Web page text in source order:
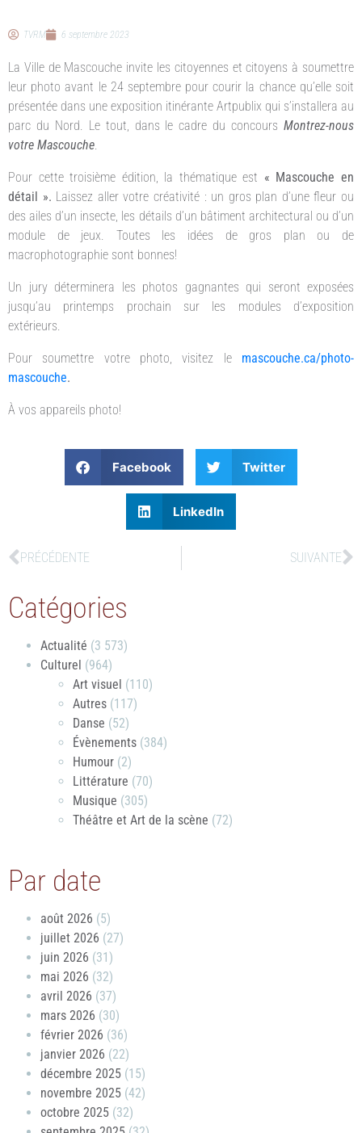
TVRM 6 septembre 2023
La Ville de Mascouche invite les citoyennes et citoyens à soumettre
leur photo avant le 24 septembre pour courir la chance qu’elle soit
présentée dans une exposition itinérante Artpublix qui s’installera au
parc du Nord. Le tout, dans le cadre du concours Montrez-nous
votre Mascouche.
Pour cette troisième édition, la thématique est « Mascouche en
détail ». Laissez aller votre créativité : un gros plan d’une fleur ou
des ailes d’un insecte, les détails d’un bâtiment architectural ou d’un
module de jeux. Toutes les idées de gros plan ou de
macrophotographie sont bonnes!
Un jury déterminera les photos gagnantes qui seront exposées
jusqu’au printemps prochain sur les modules d’exposition
extérieurs.
Pour soumettre votre photo, visitez le mascouche.ca/photo-
mascouche.
À vos appareils photo!
Facebook Twitter
LinkedIn
PRÉCÉDENTE SUIVANTE
Catégories
Actualité (3 573)
Culturel (964)
Art visuel (110)
Autres (117)
Danse (52)
Évènements (384)
Humour (2)
Littérature (70)
Musique (305)
Théâtre et Art de la scène (72)
Par date
août 2026 (5)
juillet 2026 (27)
juin 2026 (31)
mai 2026 (32)
avril 2026 (37)
mars 2026 (30)
février 2026 (36)
janvier 2026 (22)
décembre 2025 (15)
novembre 2025 (42)
octobre 2025 (32)